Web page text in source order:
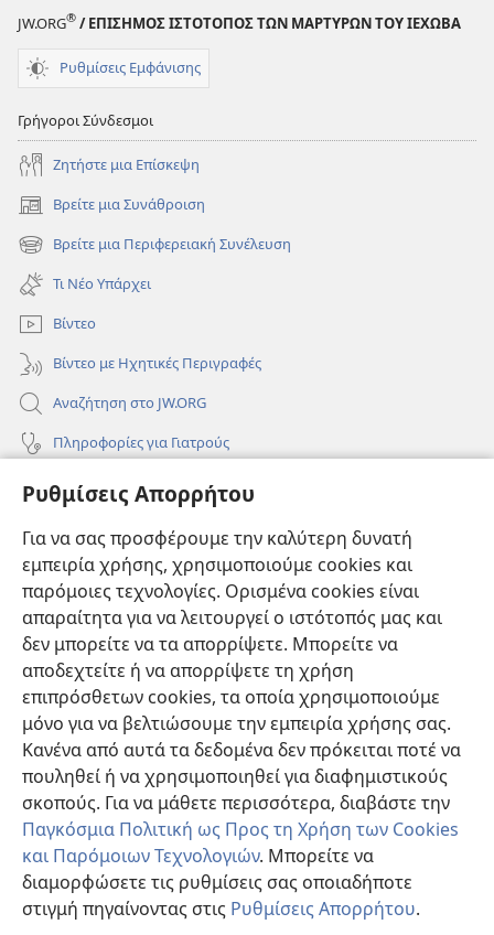
Ρυθμίσεις Απορρήτου
Για να σας προσφέρουμε την καλύτερη δυνατή
εμπειρία χρήσης, χρησιμοποιούμε cookies και
παρόμοιες τεχνολογίες. Ορισμένα cookies είναι
απαραίτητα για να λειτουργεί ο ιστότοπός μας και
δεν μπορείτε να τα απορρίψετε. Μπορείτε να
αποδεχτείτε ή να απορρίψετε τη χρήση
επιπρόσθετων cookies, τα οποία χρησιμοποιούμε
μόνο για να βελτιώσουμε την εμπειρία χρήσης σας.
Κανένα από αυτά τα δεδομένα δεν πρόκειται ποτέ να
πουληθεί ή να χρησιμοποιηθεί για διαφημιστικούς
σκοπούς. Για να μάθετε περισσότερα, διαβάστε την
Παγκόσμια Πολιτική ως Προς τη Χρήση των Cookies
και Παρόμοιων Τεχνολογιών. Μπορείτε να
διαμορφώσετε τις ρυθμίσεις σας οποιαδήποτε
στιγμή πηγαίνοντας στις Ρυθμίσεις Απορρήτου.
JW.ORG® / ΕΠΙΣΗΜΟΣ ΙΣΤΟΤΟΠΟΣ ΤΩΝ ΜΑΡΤΥΡΩΝ ΤΟΥ ΙΕΧΩΒΑ
Ρυθμίσεις Εμφάνισης
Γρήγοροι Σύνδεσμοι
Ζητήστε μια Επίσκεψη
Βρείτε μια Συνάθροιση
(ανοίγει
νέο
παράθυρο)
Βρείτε μια Περιφερειακή Συνέλευση
(ανοίγει
νέο
παράθυρο)
Τι Νέο Υπάρχει
Βίντεο
Βίντεο με Ηχητικές Περιγραφές
Αναζήτηση στο JW.ORG
Πληροφορίες για Γιατρούς
Πληροφορίες για Επίσημους Φορείς και ΜΜΕ
Συνεισφορές
(ανοίγει
παράθυρο)ΔΙΑΔΙΚΤΥΑΚΗ ΒΙΒΛΙΟΘΗΚΗ της Σκοπιάς™
(ανοίγει
νέο
παράθυρο)
JW Hub
(ανοίγει
νέο
παράθυρο)JW Library®
Βιβλιοθήκη της Σκοπιάς
Copyright © 2026 Watch Tower Bible and Tract Society of Pennsylvania.
ΟΡΟΙ ΧΡΗΣΗΣ |ΠΟΛΙΤΙΚΗ ΑΠΟΡΡΗΤΟΥ |ΡΥΘΜΙΣΕΙΣ ΑΠΟΡΡΗΤΟΥ